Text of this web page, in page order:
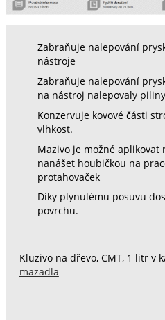
Zabraňuje nalepování
nástroje
Zabraňuje nalepování
na nástroj nalepovaly piliny
Konzervuje kovové části
vlhkost.
Mazivo je možné aplikovat
nanášet houbičkou na
protahovaček
Díky plynulému posuvu
povrchu.
Kluzivo na dřevo, CMT, 1 litr v
mazadla